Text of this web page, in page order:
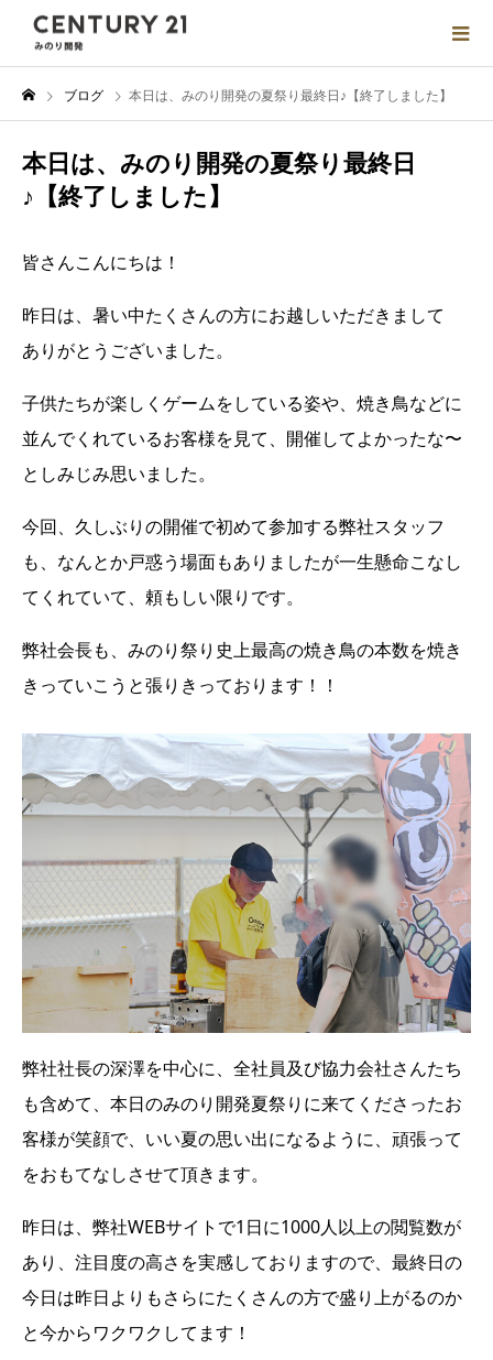
ブログ 本日は、みのり開発の夏祭り最終日♪【終了しました】
本日は、みのり開発の夏祭り最終日
♪【終了しました】
皆さんこんにちは！
昨日は、暑い中たくさんの方にお越しいただきまして
ありがとうございました。
子供たちが楽しくゲームをしている姿や、焼き鳥などに
並んでくれているお客様を見て、 開催してよかったな〜
としみじみ思いました。
今回、久しぶりの開催で初めて参加する弊社スタッフ
も、なんとか戸惑う場面もありましたが一生懸命こなし
てくれていて、 頼もしい限りです。
弊社会長も、みのり祭り史上最高の焼き鳥の本数を焼き
きっていこうと張りきっております！！
弊社社長の深澤を中心に、全社員及び協力会社さんたち
も含めて、本日のみのり開発夏祭りに来てくださったお
客様が笑顔で、 いい夏の思い出になるように、頑張って
をおもてなしさせて頂きます。
昨日は、弊社WEBサイトで1日に1000人以上の閲覧数が
あり、注目度の高さを実感しておりますので、 最終日の
今日は昨日よりもさらにたくさんの方で盛り上がるのか
と今からワクワクしてます！